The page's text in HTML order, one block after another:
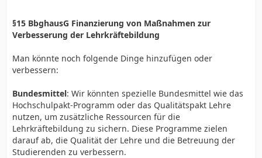
Konzepte zur Verbesserung der Bildungssituation
entwickelt. Denn die Bildung und Zukunft unserer
der Regierung geändert wird, sondern im breiten
Konsens gestaltet werden.
Vielen Dank.
Setzt sich wieder auf ihren Platz an der Regierungsbank.
§15 BbghausG Finanzierung von Maßnahmen zur
Verbesserung der Lehrkräftebildung
Man könnte noch folgende Dinge hinzufügen oder
verbessern:
Bundesmittel: Wir könnten spezielle Bundesmittel wie das
Hochschulpakt-Programm oder das Qualitätspakt Lehre
nutzen, um zusätzliche Ressourcen für die
Lehrkräftebildung zu sichern. Diese Programme zielen
darauf ab, die Qualität der Lehre und die Betreuung der
Studierenden zu verbessern.